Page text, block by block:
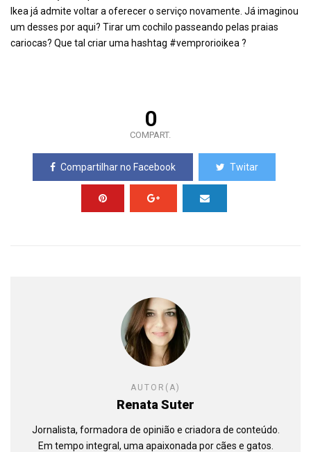
Ikea já admite voltar a oferecer o serviço novamente. Já imaginou
um desses por aqui? Tirar um cochilo passeando pelas praias
cariocas? Que tal criar uma hashtag #vemprorioikea ?
0
COMPART.
Compartilhar no Facebook Twitar
AUTOR(A)
Renata Suter
Jornalista, formadora de opinião e criadora de conteúdo.
Em tempo integral, uma apaixonada por cães e gatos.